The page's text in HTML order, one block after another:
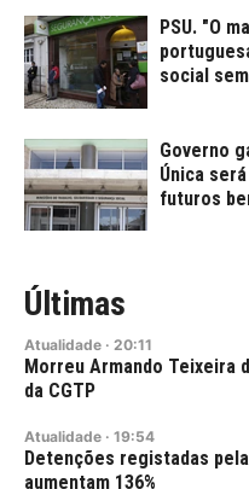
PSU. "O
social
Governo
Única
futuros
Últimas
Atualidade · 20:11
Morreu Armando Teixeira
da CGTP
Atualidade · 19:54
Detenções registadas
aumentam 136%